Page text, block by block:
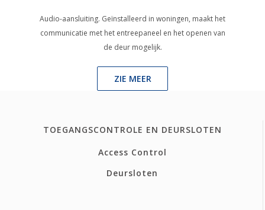
Audio-aansluiting. Geïnstalleerd in woningen, maakt het
communicatie met het entreepaneel en het openen van
de deur mogelijk.
ZIE MEER
TOEGANGSCONTROLE EN DEURSLOTEN
Access Control
Deursloten